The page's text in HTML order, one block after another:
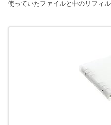
使っていたファイルと中のリフィ